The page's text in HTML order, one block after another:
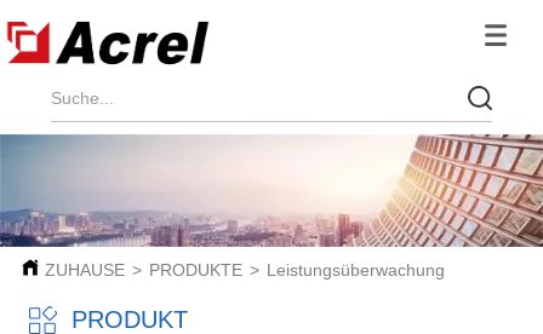
ZUHAUSE > PRODUKTE > Leistungsüberwachung
PRODUKT